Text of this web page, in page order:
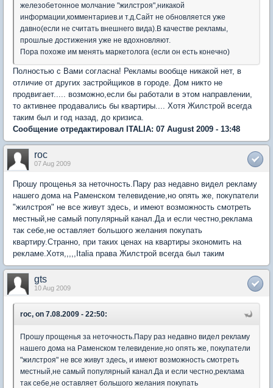
железобетонное молчание "жилстроя",никакой
информации,комментариев.и т.д.Сайт не обновляется уже
давно(если не считать внешнего вида).В качестве рекламы,
прошлые достижения уже не вдохновляют.
Пора похоже им менять маркетолога (если он есть конечно)
Полностью с Вами согласна! Рекламы вообще никакой нет, в
отличие от других застройщиков в городе. Дом никто не
продвигает..... возможно,если бы работали в этом направлении,
то активнее продавались бы квартиры.... Хотя Жилстрой всегда
таким был и год назад, до кризиса.
Сообщение отредактировал ITALIA: 07 August 2009 - 13:48
roc
07 Aug 2009
Прошу прощенья за неточность.Пару раз недавно видел рекламу
нашего дома на Раменском телевидение,но опять же, покупатели
"жилстроя" не все живут здесь, и имеют возможность смотреть
местный,не самый популярный канал.Да и если честно,реклама
так себе,не оставляет большого желания покупать
квартиру.Странно, при таких ценах на квартиры экономить на
рекламе.Хотя,,,,,Italia права Жилстрой всегда был таким
gts
10 Aug 2009
roc, on 7.08.2009 - 22:50:
Прошу прощенья за неточность.Пару раз недавно видел рекламу
нашего дома на Раменском телевидение,но опять же, покупатели
"жилстроя" не все живут здесь, и имеют возможность смотреть
местный,не самый популярный канал.Да и если честно,реклама
так себе,не оставляет большого желания покупать